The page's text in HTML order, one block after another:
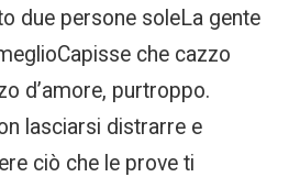
due persone soleLa gente
che cazzo
d’amore, purtroppo.
lasciarsi distrarre e
ciò che le prove ti